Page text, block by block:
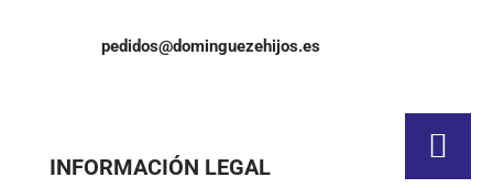
pedidos@dominguezehijos.es
INFORMACIÓN LEGAL